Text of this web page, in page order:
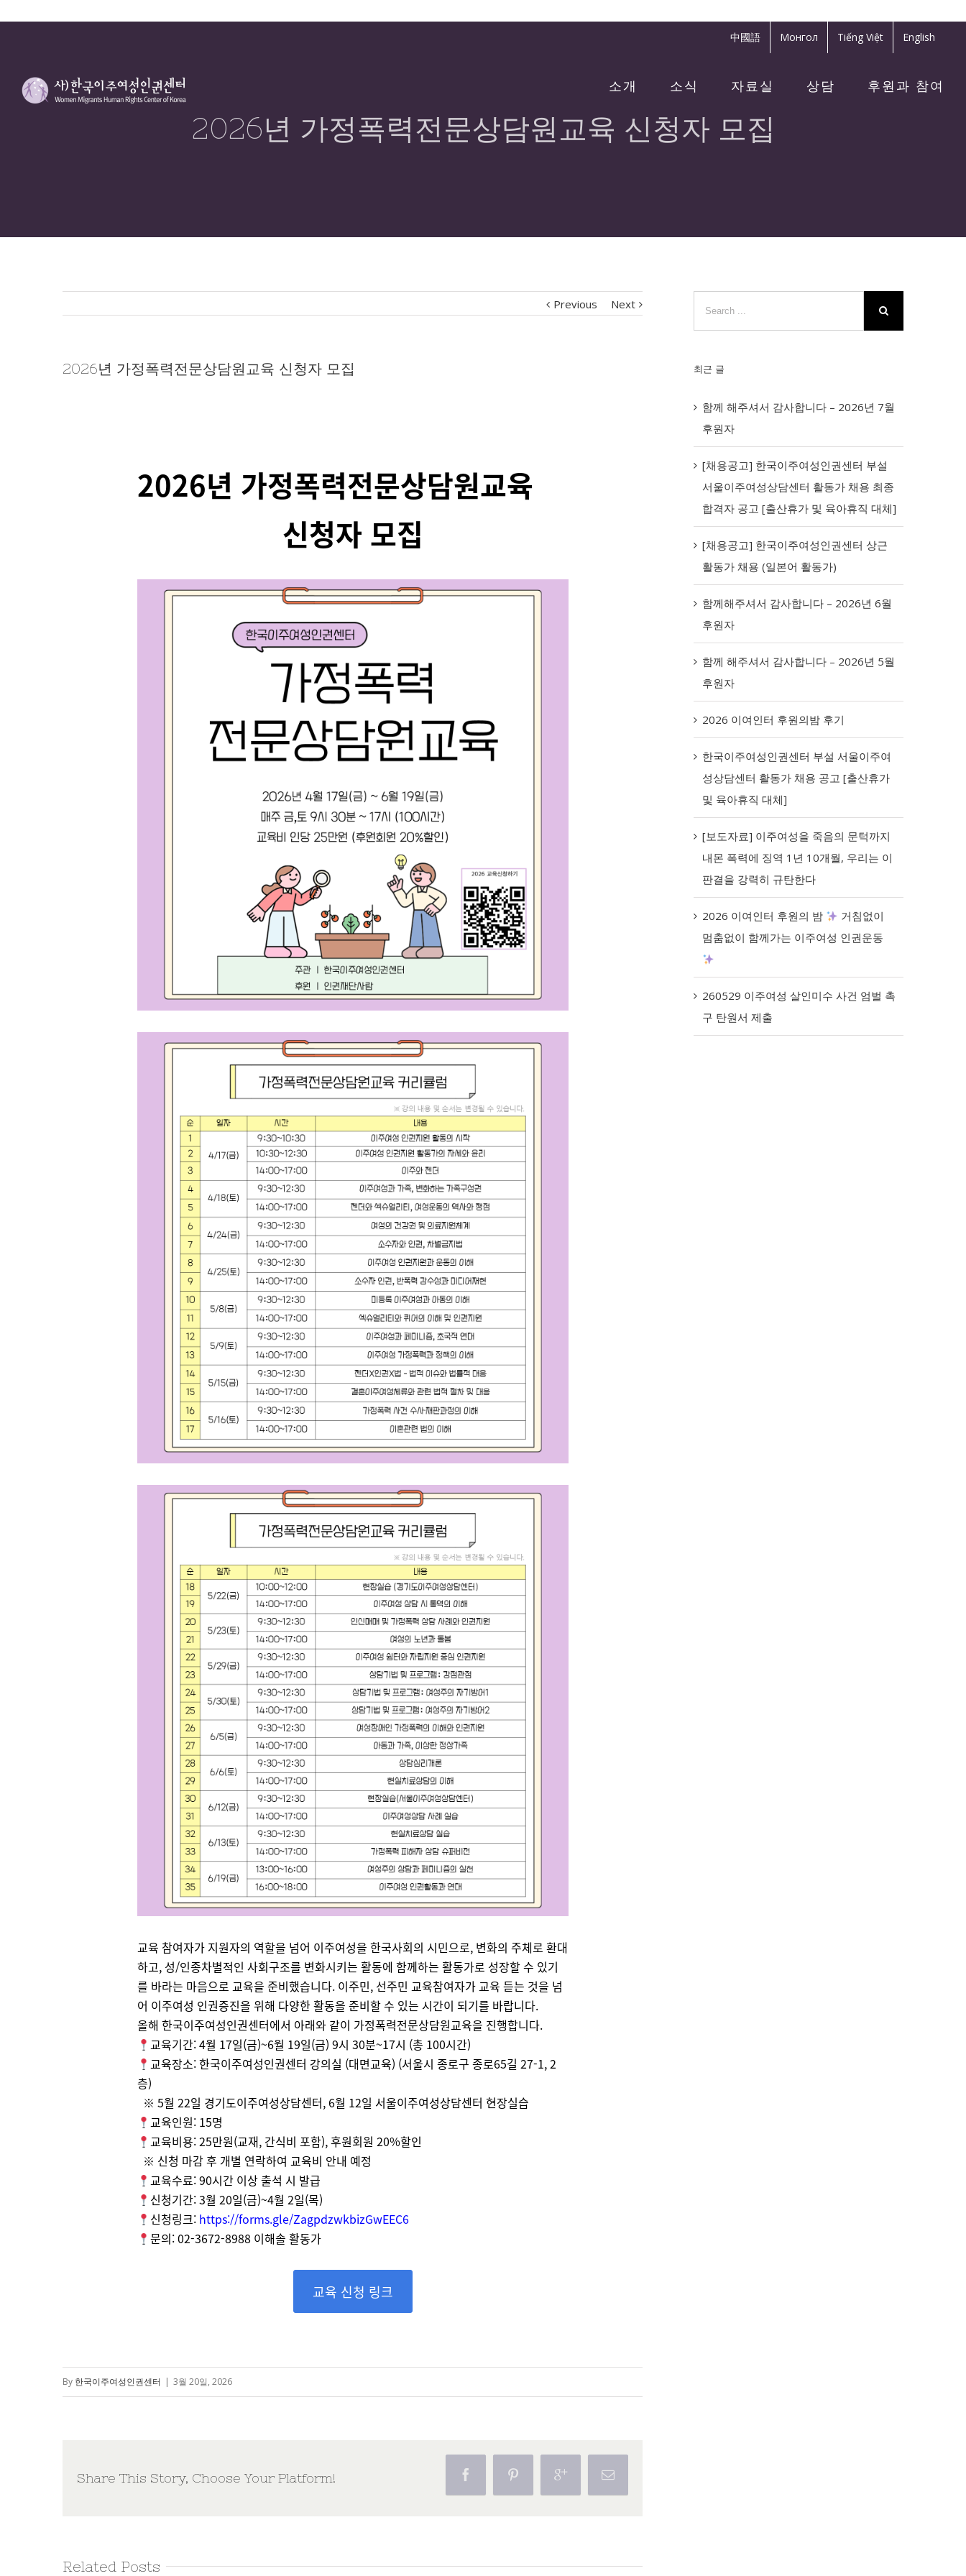
中國語 Монгол Tiếng Việt English
소개 소식 자료실 상담 후원과 참여
2026년 가정폭력전문상담원교육 신청자 모집
Previous Next
2026년 가정폭력전문상담원교육 신청자 모집
2026년 가정폭력전문상담원교육
신청자 모집
교육 참여자가 지원자의 역할을 넘어 이주여성을 한국사회의 시민으로, 변화의 주체로 환대
하고, 성/인종차별적인 사회구조를 변화시키는 활동에 함께하는 활동가로 성장할 수 있기
를 바라는 마음으로 교육을 준비했습니다. 이주민, 선주민 교육참여자가 교육 듣는 것을 넘
어 이주여성 인권증진을 위해 다양한 활동을 준비할 수 있는 시간이 되기를 바랍니다.
올해 한국이주여성인권센터에서 아래와 같이 가정폭력전문상담원교육을 진행합니다.
교육기간: 4월 17일(금)~6월 19일(금) 9시 30분~17시 (총 100시간)
교육장소: 한국이주여성인권센터 강의실 (대면교육) (서울시 종로구 종로65길 27-1, 2
층)
※ 5월 22일 경기도이주여성상담센터, 6월 12일 서울이주여성상담센터 현장실습
교육인원: 15명
교육비용: 25만원(교재, 간식비 포함), 후원회원 20%할인
※ 신청 마감 후 개별 연락하여 교육비 안내 예정
교육수료: 90시간 이상 출석 시 발급
신청기간: 3월 20일(금)~4월 2일(목)
신청링크: https://forms.gle/ZagpdzwkbizGwEEC6
문의: 02-3672-8988 이해솔 활동가
교육 신청 링크
By 한국이주여성인권센터 | 3월 20일, 2026
Share This Story, Choose Your Platform!
Related Posts
최근 글
함께 해주셔서 감사합니다 – 2026년 7월
후원자
[채용공고] 한국이주여성인권센터 부설
서울이주여성상담센터 활동가 채용 최종
합격자 공고 [출산휴가 및 육아휴직 대체]
[채용공고] 한국이주여성인권센터 상근
활동가 채용 (일본어 활동가)
함께해주셔서 감사합니다 – 2026년 6월
후원자
함께 해주셔서 감사합니다 – 2026년 5월
후원자
2026 이여인터 후원의밤 후기
한국이주여성인권센터 부설 서울이주여
성상담센터 활동가 채용 공고 [출산휴가
및 육아휴직 대체]
[보도자료] 이주여성을 죽음의 문턱까지
내몬 폭력에 징역 1년 10개월, 우리는 이
판결을 강력히 규탄한다
2026 이여인터 후원의 밤
거침없이
멈춤없이 함께가는 이주여성 인권운동
260529 이주여성 살인미수 사건 엄벌 촉
구 탄원서 제출